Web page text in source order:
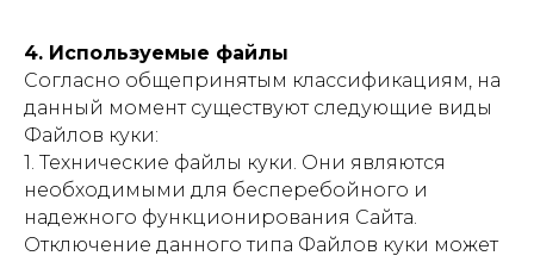
4. Используемые файлы
Согласно общепринятым классификациям, на
данный момент существуют следующие виды
Файлов куки:
1. Технические файлы куки. Они являются
необходимыми для бесперебойного и
надежного функционирования Сайта.
Отключение данного типа Файлов куки может